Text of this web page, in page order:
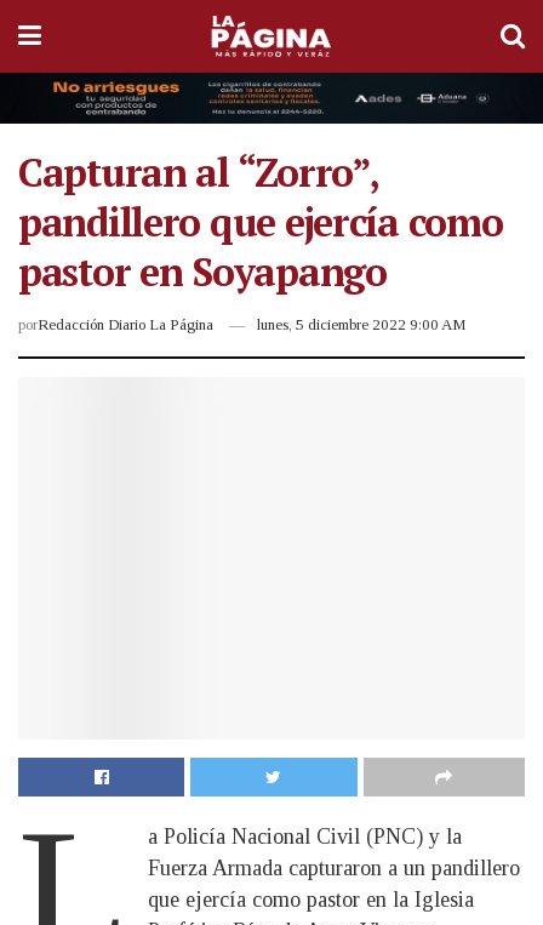
Capturan al “Zorro”,
pandillero que ejercía como
pastor en Soyapango
porRedacción Diario La Página lunes, 5 diciembre 2022 9:00 AM
a Policía Nacional Civil (PNC) y la
Fuerza Armada capturaron a un pandillero
que ejercía como pastor en la Iglesia